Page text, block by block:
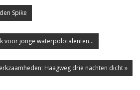
Spike
voor jonge waterpolotalenten...
Haagweg drie nachten dicht »